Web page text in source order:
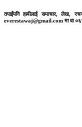
तपाईंपनि हामीलाई समाचार, लेख,
everestawaj@gmail.com मा वा